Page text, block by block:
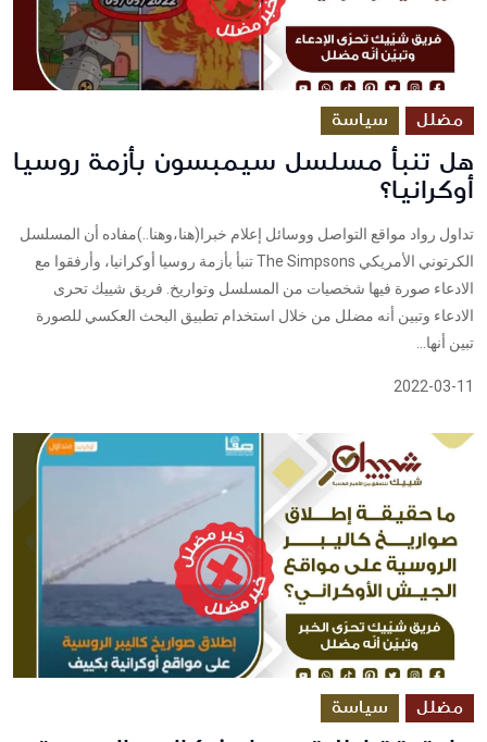
مضلل سياسة
هل تنبأ مسلسل سيمبسون بأزمة روسيا
أوكرانيا؟
تداول رواد مواقع التواصل ووسائل إعلام خبرا(هنا،وهنا..)مفاده أن المسلسل
الكرتوني الأمريكي The Simpsons تنبأ بأزمة روسيا أوكرانيا، وأرفقوا مع
الادعاء صورة فيها شخصيات من المسلسل وتواريخ. فريق شييك تحرى
الادعاء وتبين أنه مضلل من خلال استخدام تطبيق البحث العكسي للصورة
تبين أنها...
2022-03-11
مضلل سياسة